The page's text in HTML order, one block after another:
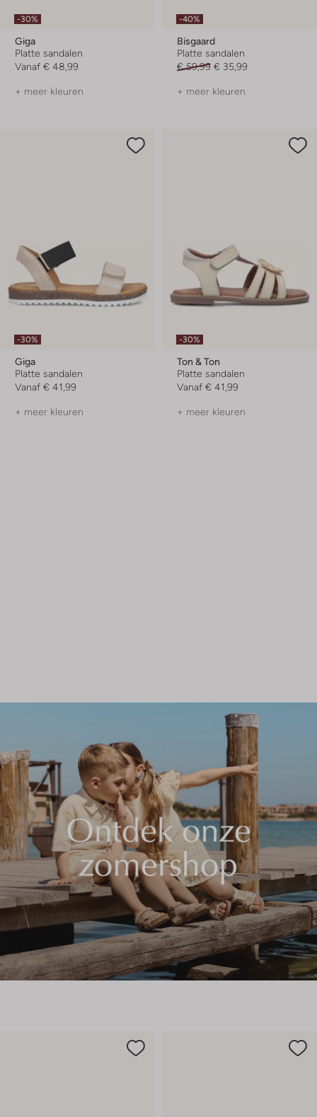
-30%
Giga
Platte sandalen
Vanaf € 48,99
+ meer kleuren
-40%
Bisgaard
Platte sandalen
€ 59,99 € 35,99
+ meer kleuren
-30%
Giga
Platte sandalen
Vanaf € 41,99
+ meer kleuren
-30%
Ton & Ton
Platte sandalen
Vanaf € 41,99
+ meer kleuren